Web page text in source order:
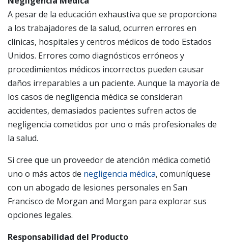
A pesar de la educación exhaustiva que se proporciona
a los trabajadores de la salud, ocurren errores en
clínicas, hospitales y centros médicos de todo Estados
Unidos. Errores como diagnósticos erróneos y
procedimientos médicos incorrectos pueden causar
daños irreparables a un paciente. Aunque la mayoría de
los casos de negligencia médica se consideran
accidentes, demasiados pacientes sufren actos de
negligencia cometidos por uno o más profesionales de
la salud.
Si cree que un proveedor de atención médica cometió
uno o más actos de negligencia médica, comuníquese
con un abogado de lesiones personales en San
Francisco de Morgan and Morgan para explorar sus
opciones legales.
Responsabilidad del Producto